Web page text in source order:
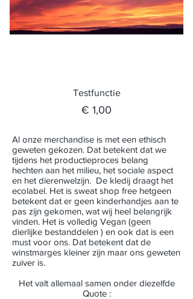
Testfunctie
Prijs
€ 1,00
Al onze merchandise is met een ethisch
geweten gekozen. Dat betekent dat we
tijdens het productieproces belang
hechten aan het milieu, het sociale aspect
en het dierenwelzijn. De kledij draagt het
ecolabel. Het is sweat shop free hetgeen
betekent dat er geen kinderhandjes aan te
pas zijn gekomen, wat wij heel belangrijk
vinden. Het is volledig Vegan (geen
dierlijke bestanddelen ) en ook dat is een
must voor ons. Dat betekent dat de
winstmarges kleiner zijn maar ons geweten
zuiver is.
Het valt allemaal samen onder diezelfde
Quote :